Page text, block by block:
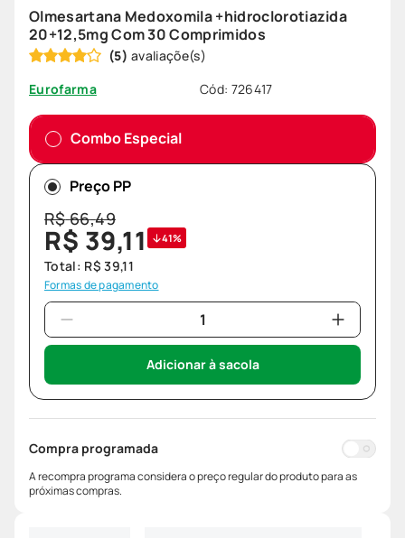
Olmesartana Medoxomila +hidroclorotiazida
20+12,5mg Com 30 Comprimidos
(5)
Eurofarma
Cód: 726417
Combo Especial
Preço PP
R$66,49
R$ 39,11 41%
Total: R$ 39,11
Formas de pagamento
Adicionar à sacola
Compra programada
A recompra programa considera o preço regular do produto para as
próximas compras.